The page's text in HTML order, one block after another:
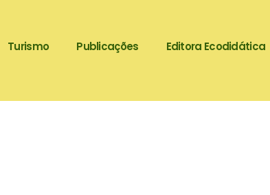
Turismo Publicações Editora Ecodidática